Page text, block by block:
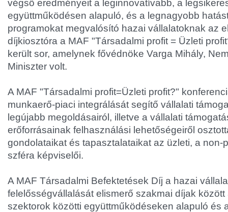
végső eredményeit a leginnovatívabb, a
együttműködésen alapuló, és a legnagyobb
programokat megvalósító hazai vállalatoknak az
díjkiosztóra a MAF "Társadalmi profit = Üzleti
került sor, amelynek fővédnöke Varga Mihály,
Miniszter volt.
A MAF "Társadalmi profit=Üzleti profit?"
munkaerő-piaci integrálását segítő vállalati
legújabb megoldásairól, illetve a vállalati
erőforrásainak felhasználási lehetőségeiről
gondolataikat és tapasztalataikat az üzleti, a non-
szféra képviselői.
A MAF Társadalmi Befektetések Díj a hazai
felelősségvállalását elismerő szakmai díjak
szektorok közötti együttműködéseken alapuló és